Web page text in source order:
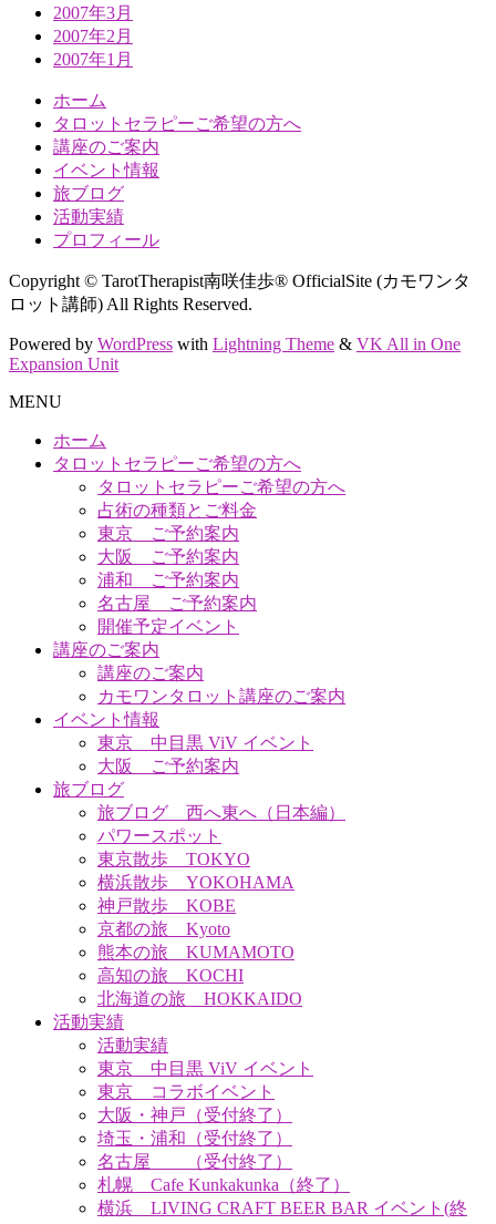
2007年3月
2007年2月
2007年1月
ホーム
タロットセラピーご希望の方へ
講座のご案内
イベント情報
旅ブログ
活動実績
プロフィール
Copyright © TarotTherapist南咲佳歩® OfficialSite (カモワンタ
ロット講師) All Rights Reserved.
Powered by WordPress with Lightning Theme & VK All in One
Expansion Unit
MENU
ホーム
タロットセラピーご希望の方へ
タロットセラピーご希望の方へ
占術の種類とご料金
東京 ご予約案内
大阪 ご予約案内
浦和 ご予約案内
名古屋 ご予約案内
開催予定イベント
講座のご案内
講座のご案内
カモワンタロット講座のご案内
イベント情報
東京 中目黒 ViV イベント
大阪 ご予約案内
旅ブログ
旅ブログ 西へ東へ（日本編）
パワースポット
東京散歩 TOKYO
横浜散歩 YOKOHAMA
神戸散歩 KOBE
京都の旅 Kyoto
熊本の旅 KUMAMOTO
高知の旅 KOCHI
北海道の旅 HOKKAIDO
活動実績
活動実績
東京 中目黒 ViV イベント
東京 コラボイベント
大阪・神戸（受付終了）
埼玉・浦和（受付終了）
名古屋 （受付終了）
札幌 Cafe Kunkakunka（終了）
横浜 LIVING CRAFT BEER BAR イベント(終